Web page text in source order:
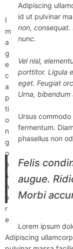
I
m
a
g
e
c
a
p
ti
o
n
g
o
e
s
h
e
r
e
Adipiscing
id ut pulvinar
non, consequat.
nunc.
Vel nisl,
porttitor. Ligula
eget. Feugiat
Urna,
Ursus
fermentum.
phasellus non
Felis
augue.
Morbi
Lorem ipsum
Adipiscing